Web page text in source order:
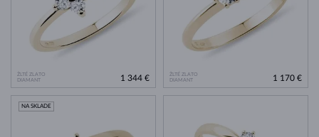
ŽLTÉ ZLATO
DIAMANT
1 344 €
ŽLTÉ ZLATO
DIAMANT
1 170 €
NA SKLADE